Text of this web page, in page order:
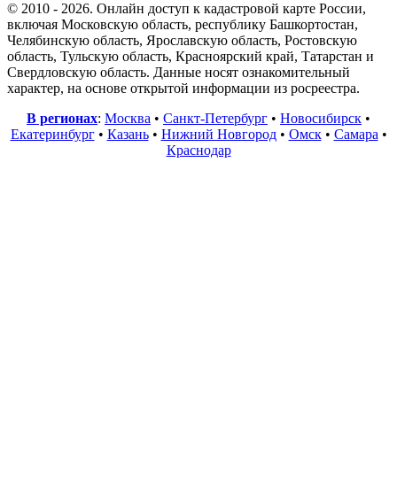
© 2010 - 2026. Онлайн доступ к кадастровой карте России,
включая Московскую область, республику Башкортостан,
Челябинскую область, Ярославскую область, Ростовскую
область, Тульскую область, Красноярский край, Татарстан и
Свердловскую область. Данные носят ознакомительный
характер, на основе открытой информации из росреестра.
В регионах: Москва • Санкт-Петербург • Новосибирск •
Екатеринбург• Казань• Нижний Новгород• Омск• Самара •
Краснодар